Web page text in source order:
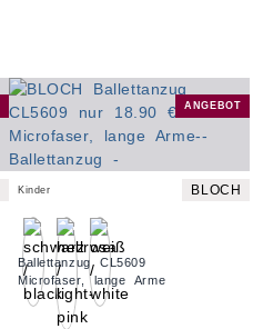
ANGEBOT
Kinder BLOCH
Ballettanzug CL5609
Microfaser, lange Arme